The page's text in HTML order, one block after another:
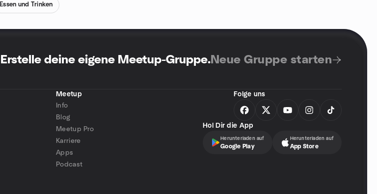
Essen und Trinken
Erstelle deine eigene Meetup-Gruppe.Neue Gruppe starten
Meetup
Info
Blog
Meetup Pro
Karriere
Apps
Podcast
Folge uns
Hol Dir die App
Herunterladen auf
Google Play
Herunterladen auf
App Store